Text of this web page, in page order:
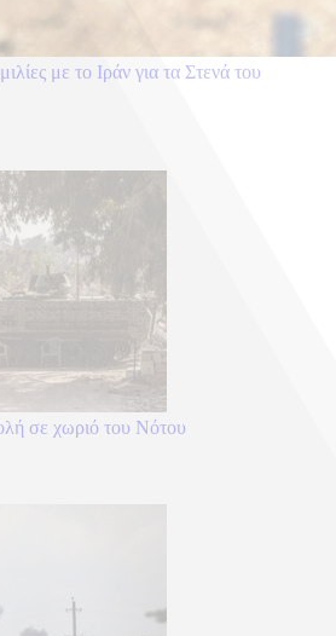
με το Ιράν για τα Στενά του
σε χωριό του Νότου